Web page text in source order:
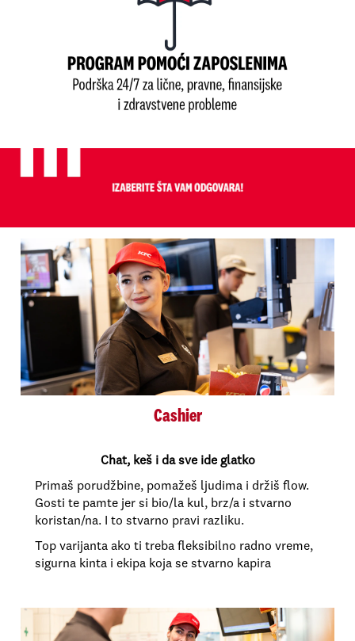
Cashier
Chat, keš i da sve ide glatko
Primaš porudžbine, pomažeš ljudima i držiš flow.
Gosti te pamte jer si bio/la kul, brz/a i stvarno
koristan/na. I to stvarno pravi razliku.
Top varijanta ako ti treba fleksibilno radno vreme,
sigurna kinta i ekipa koja se stvarno kapira